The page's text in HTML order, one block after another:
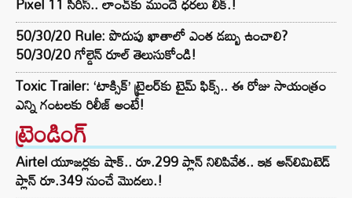
50/30/20 Rule: పొదుపు ఖాతాలో ఎంత డబ్బు ఉంచాలి?
50/30/20 గోల్డెన్ రూల్ తెలుసుకోండి!
Toxic Trailer: ‘టాక్సిక్’ ట్రైలర్‌కు టైమ్ ఫిక్స్.. ఈ రోజు సాయంత్రం
ఎన్ని గంటలకు రిలీజ్ అంటే!
ట్రెండింగ్‌
Airtel యూజర్లకు షాక్.. రూ.299 ప్లాన్ నిలిపివేత.. ఇక అన్‌లిమిటెడ్
ప్లాన్ రూ.349 నుంచే మొదలు.!